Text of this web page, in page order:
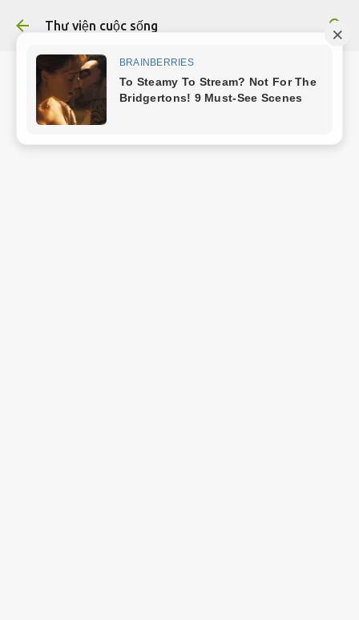
Chuyển đến nội dung chính
Thư viện cuộc sống